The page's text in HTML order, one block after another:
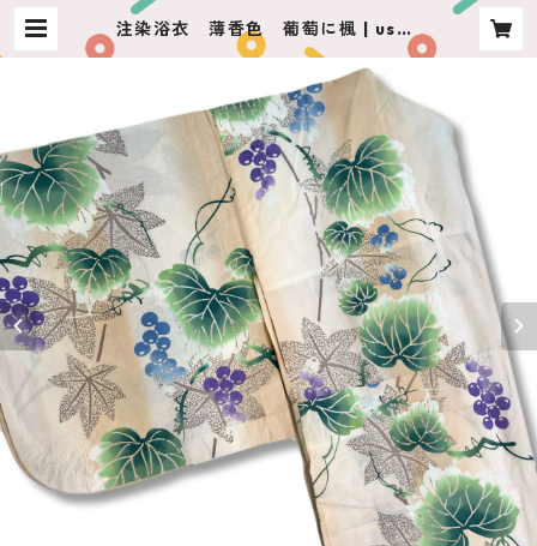
注染浴衣 薄香色 葡萄に楓 | usag
iya ashikaga